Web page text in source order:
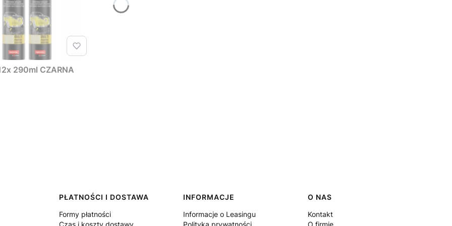
290ml CZARNA
PŁATNOŚCI I DOSTAWA
Formy płatności
Czas i koszty dostawy
INFORMACJE
Informacje o Leasingu
Polityka prywatności
O NAS
Kontakt
O firmie